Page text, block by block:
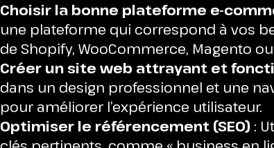
Choisir la bonne plateforme e-
une plateforme qui correspond à vos
de Shopify, WooCommerce, Magento
Créer un site web attrayant et
dans un design professionnel et une
pour améliorer l’expérience utilisateur.
Optimiser le référencement (SEO):